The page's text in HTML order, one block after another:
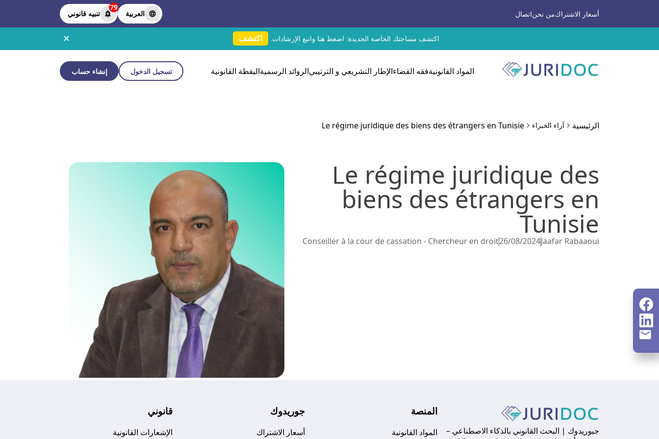
أسعار الاشتراكمن نحناتصال العربية
79
تنبيه قانوني
اكتشف مساحتك الخاصة الجديدة: اضغط هنا واتبع الإرشادات. اكتشف ✕
المواد القانونيةفقه القضاءالإطار التشريعي و الترتيبيالروائد الرسميةاليقظة القانونية تسجيل الدخول إنشاء حساب
الرئيسية آراء الخبراء Le régime juridique des biens des étrangers en Tunisie
Le régime juridique des
biens des étrangers en
Tunisie
Jaafar Rabaaoui
26/08/2024
Conseiller à la cour de cassation - Chercheur en droit
جيوريدوك | البحث القانوني بالذكاء الاصطناعي –
المنصة
المواد القانونية
جوريدوك
أسعار الاشتراك
قانوني
الإشعارات القانونية